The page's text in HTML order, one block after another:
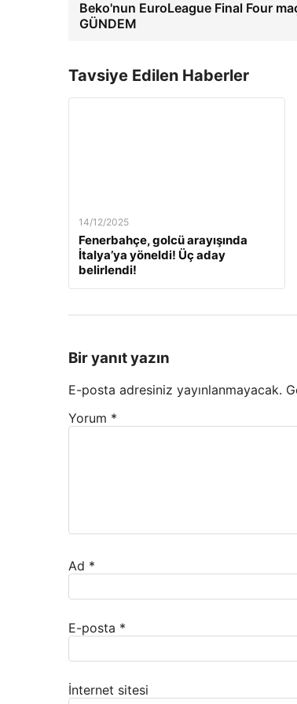
Beko'nun EuroLeague Final Four
GÜNDEM
Tavsiye Edilen Haberler
14/12/2025
Fenerbahçe, golcü arayışında
İtalya’ya yöneldi! Üç aday
belirlendi!
Bir yanıt yazın
E-posta adresiniz yayınlanmayacak.
Yorum *
Ad *
E-posta *
İnternet sitesi